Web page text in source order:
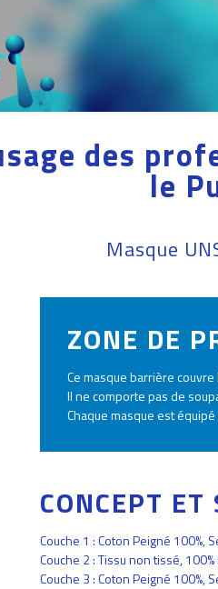
des
le
Masque
ZONE DE
Ce masque barrière
Il ne comporte pas de
Chaque masque est
CONCEPT
Couche 1 : Coton Peigné 100%,
Couche 2 : Tissu non tissé,
Couche 3 : Coton Peigné 100%,